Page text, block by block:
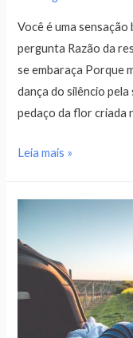
Você é uma sensação
pergunta Razão da
se embaraça Porque
dança do silêncio
pedaço da flor criada
Leia mais »